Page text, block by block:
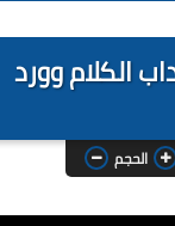
اداب الكلام وورد
الحجم